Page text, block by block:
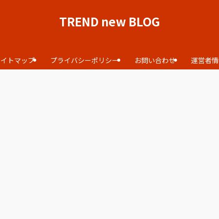
TREND new BLOG
トマップ プライバシーポリシー お問い合わせ 運営者